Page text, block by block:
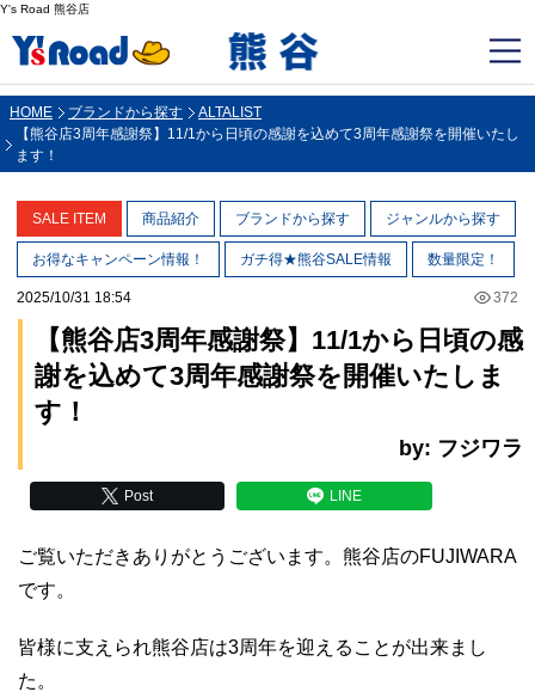
Y's Road 熊谷店
HOME ブランドから探す
ALTALIST
【熊谷店3周年感謝祭】11/1から日頃の感謝を込めて3周年感謝祭を開催いたし
ます！
2025/10/31 18:54 372
SALE ITEM 商品紹介 ブランドから探す ジャンルから探す
お得なキャンペーン情報！ ガチ得★熊谷SALE情報 数量限定！
【熊谷店3周年感謝祭】11/1から日頃の感
謝を込めて3周年感謝祭を開催いたしま
す！
by: フジワラ
Post LINE
ご覧いただきありがとうございます。熊谷店のFUJIWARA
です。
皆様に支えられ熊谷店は3周年を迎えることが出来まし
た。